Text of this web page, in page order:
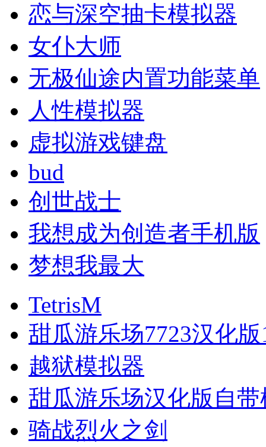
恋与深空抽卡模拟器
女仆大师
无极仙途内置功能菜单
人性模拟器
虚拟游戏键盘
bud
创世战士
我想成为创造者手机版
梦想我最大
TetrisM
甜瓜游乐场7723汉化版
越狱模拟器
甜瓜游乐场汉化版自带
骑战烈火之剑